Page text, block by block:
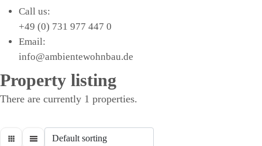
Call us:
+49 (0) 731 977 447 0
Email:
info@ambientewohnbau.de
Property listing
There are currently 1 properties.